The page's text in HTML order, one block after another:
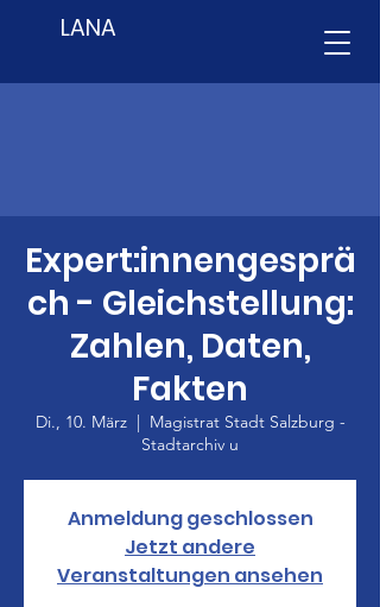
LANA
Expert:innengesprä
ch - Gleichstellung:
Zahlen, Daten,
Fakten
Di., 10. März
  |
Magistrat Stadt Salzburg -
Stadtarchiv u
Anmeldung geschlossen
Jetzt andere
Veranstaltungen ansehen